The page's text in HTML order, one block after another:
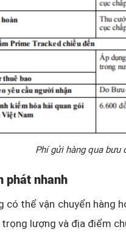
Phí gửi hàng qua
phát nhanh
có thể vận chuyển hàng
lượng và địa điểm